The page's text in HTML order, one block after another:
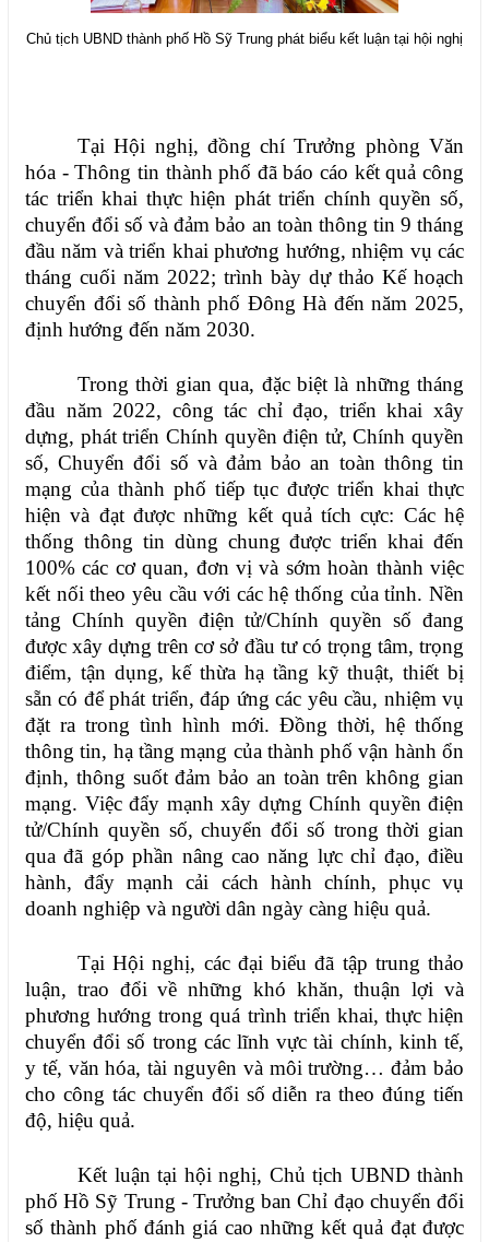
Chủ tịch UBND thành phố Hồ Sỹ Trung phát biểu kết luận tại hội nghị
Tại Hội nghị, đồng chí Trưởng phòng Văn
hóa - Thông tin thành phố đã báo cáo kết quả công
tác triển khai thực hiện phát triển chính quyền số,
chuyển đổi số và đảm bảo an toàn thông tin 9 tháng
đầu năm và triển khai phương hướng, nhiệm vụ các
tháng cuối năm 2022; trình bày dự thảo Kế hoạch
chuyển đổi số thành phố Đông Hà đến năm 2025,
định hướng đến năm 2030.
Trong thời gian qua, đặc biệt là những tháng
đầu năm 2022, công tác chỉ đạo, triển khai xây
dựng, phát triển Chính quyền điện tử, Chính quyền
số, Chuyển đổi số và đảm bảo an toàn thông tin
mạng của thành phố tiếp tục được triển khai thực
hiện và đạt được những kết quả tích cực: Các hệ
thống thông tin dùng chung được triển khai đến
100% các cơ quan, đơn vị và sớm hoàn thành việc
kết nối theo yêu cầu với các hệ thống của tỉnh. Nền
tảng Chính quyền điện tử/Chính quyền số đang
được xây dựng trên cơ sở đầu tư có trọng tâm, trọng
điểm, tận dụng, kế thừa hạ tầng kỹ thuật, thiết bị
sẵn có để phát triển, đáp ứng các yêu cầu, nhiệm vụ
đặt ra trong tình hình mới. Đồng thời, hệ thống
thông tin, hạ tầng mạng của thành phố vận hành ổn
định, thông suốt đảm bảo an toàn trên không gian
mạng. Việc đẩy mạnh xây dựng Chính quyền điện
tử/Chính quyền số, chuyển đổi số trong thời gian
qua đã góp phần nâng cao năng lực chỉ đạo, điều
hành, đẩy mạnh cải cách hành chính, phục vụ
doanh nghiệp và người dân ngày càng hiệu quả.
Tại Hội nghị, các đại biểu đã tập trung thảo
luận, trao đổi về những khó khăn, thuận lợi và
phương hướng trong quá trình triển khai, thực hiện
chuyển đổi số trong các lĩnh vực tài chính, kinh tế,
y tế, văn hóa, tài nguyên và môi trường… đảm bảo
cho công tác chuyển đổi số diễn ra theo đúng tiến
độ, hiệu quả.
Kết luận tại hội nghị, Chủ tịch UBND thành
phố Hồ Sỹ Trung - Trưởng ban Chỉ đạo chuyển đổi
số thành phố đánh giá cao những kết quả đạt được